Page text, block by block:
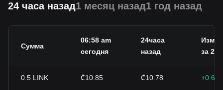
24 часа назад1 месяц назад1 год назад
Сумма
06:58 am
сегодня
24часа
назад
за 24
0.5 LINK ₾10.85 ₾10.78